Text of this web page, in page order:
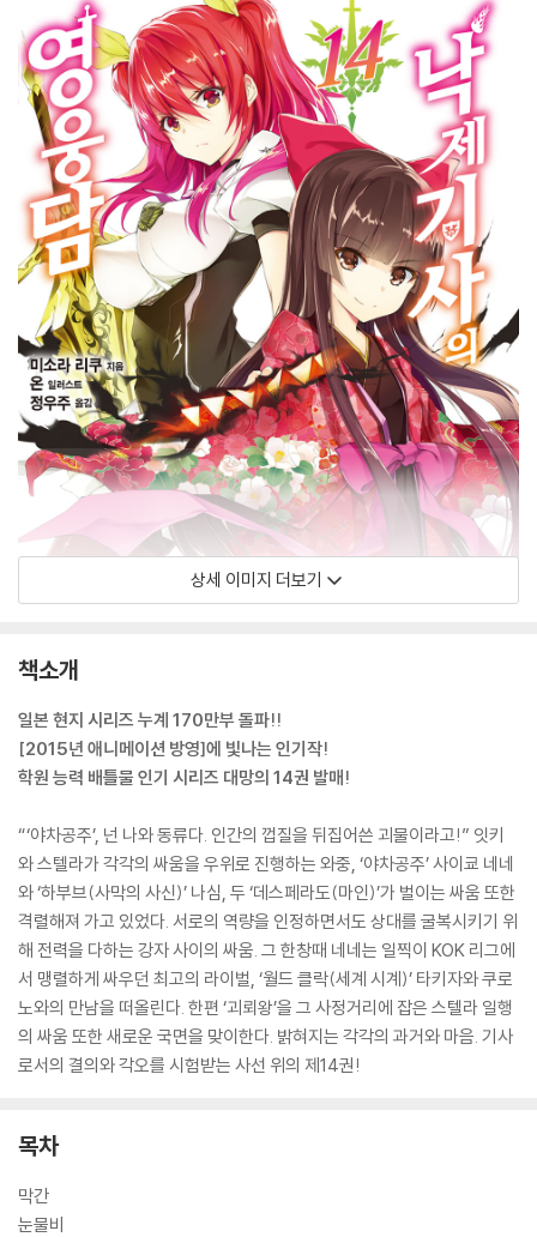
상세 이미지 더보기
책소개
일본 현지 시리즈 누계 170만부 돌파!!
[2015년 애니메이션 방영]에 빛나는 인기작!
학원 능력 배틀물 인기 시리즈 대망의 14권 발매!
“‘야차공주’, 넌 나와 동류다. 인간의 껍질을 뒤집어쓴 괴물이라고!” 잇키
와 스텔라가 각각의 싸움을 우위로 진행하는 와중, ‘야차공주’ 사이쿄 네네
와 ‘하부브(사막의 사신)’ 나심, 두 ‘데스페라도(마인)’가 벌이는 싸움 또한
격렬해져 가고 있었다. 서로의 역량을 인정하면서도 상대를 굴복시키기 위
해 전력을 다하는 강자 사이의 싸움. 그 한창때 네네는 일찍이 KOK 리그에
서 맹렬하게 싸우던 최고의 라이벌, ‘월드 클락(세계 시계)’ 타키자와 쿠로
노와의 만남을 떠올린다. 한편 ‘괴뢰왕’을 그 사정거리에 잡은 스텔라 일행
의 싸움 또한 새로운 국면을 맞이한다. 밝혀지는 각각의 과거와 마음. 기사
로서의 결의와 각오를 시험받는 사선 위의 제14권!
목차
막간
눈물비